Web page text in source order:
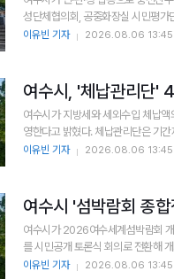
성단체협의회, 공중화장실 시민평가
이유빈 기자 2026.08.06 13:45
여수시, '체납관리단'
여수시가 지방세와 세외수입 체납
영한다고 밝혔다. 체납
이유빈 기자 2026.08.06 13:45
여수시 '섬박람회 종
여수시가 2026여수세계섬박람회
를 시민공개 토론식 회의로 전환해
이유빈 기자 2026.08.06 13:45